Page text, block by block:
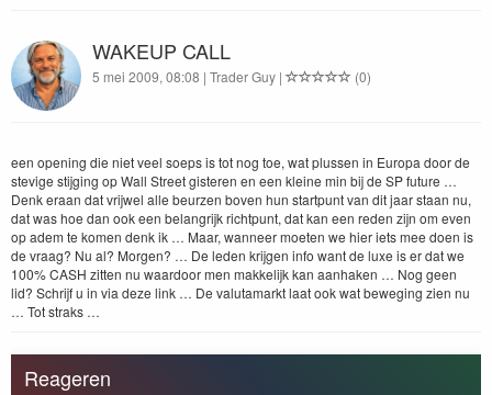
WAKEUP CALL
5 mei 2009, 08:08 | Trader Guy | (0)
een open­ing die niet veel soeps is tot nog toe, wat plussen in Europa door de
ste­vige sti­jging op Wall Street gis­teren en een kleine min bij de SPfuture …
Denk eraan dat vri­jwel alle beurzen boven hun start­punt van dit jaar staan nu,
dat was hoe dan ook een belan­grijk richt­punt, dat kan een reden zijn om even
op adem te komen denk ik … Maar, wan­neer moeten we hier iets mee doen is
de vraag? Nu al? Mor­gen? … De leden kri­j­gen info want de luxe is er dat we
100%CASH zit­ten nu waar­door men makke­lijk kan aan­hak­en … Nog geen
lid? Schri­jf u in via deze link … De val­u­ta­markt laat ook wat beweg­ing zien nu
… Tot straks …
Reageren